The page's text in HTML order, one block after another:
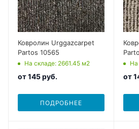
Ковролин Urggazcarpet
Partos 10565
На складе: 2661.45 м2
от145 руб.
ПОДРОБНЕЕ
На
от